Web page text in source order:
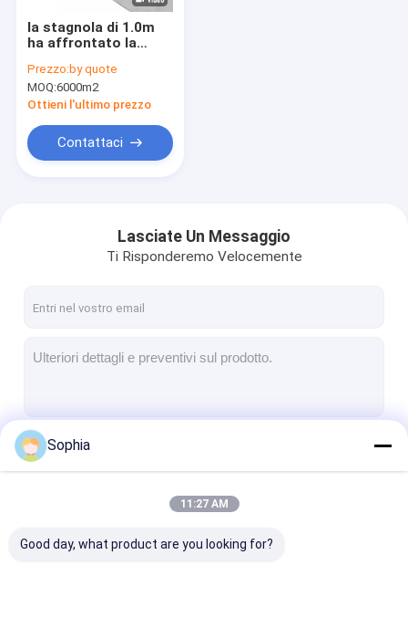
la stagnola di 1.0m
ha affrontato la
della carta kraft della
carta kraft 1.2m
Prezzo:by quote
MOQ:6000m2
Ottieni l'ultimo prezzo
Contattaci
Lasciate Un Messaggio
Ti Risponderemo Velocemente
Sophia
11:27 AM
Good day, what product are you looking for?